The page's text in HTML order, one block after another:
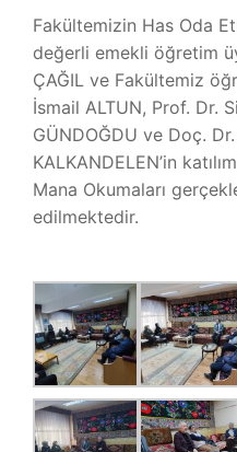
KALITE VE AKREDITASYON
MEZUNLAR
İLETIŞIM
Fakültemizin Has Oda
değerli emekli öğretim
ÇAĞIL ve Fakültemiz
İsmail ALTUN, Prof. Dr.
GÜNDOĞDU ve Doç.
KALKANDELEN’in
Mana Okumaları
edilmektedir.